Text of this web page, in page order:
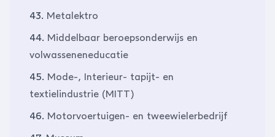
43. Metalektro
44. Middelbaar beroepsonderwijs en
volwasseneneducatie
45. Mode-, Interieur- tapijt- en
textielindustrie (MITT)
46. Motorvoertuigen- en tweewielerbedrijf